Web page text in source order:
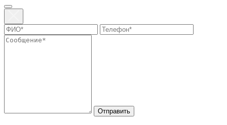
Отправить